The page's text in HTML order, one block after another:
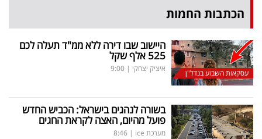
הכתבות החמות
עסקאות השבוע בנדל"ן
היישוב שבו דירה ללא ממ"ד תעלה לכם
525 אלף שקל
איציק יצחקי |
9:00
בשורה לנהגים בישראל: הכביש החדש
פועל מהיום, האצה לקראת החגים
מערכת ice |
8:46